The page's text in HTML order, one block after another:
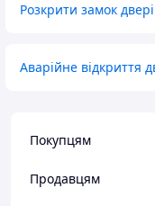
Розкрити замок двері
Аварійне відкриття
Покупцям
Продавцям